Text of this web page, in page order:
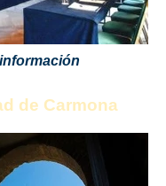
de Carmona